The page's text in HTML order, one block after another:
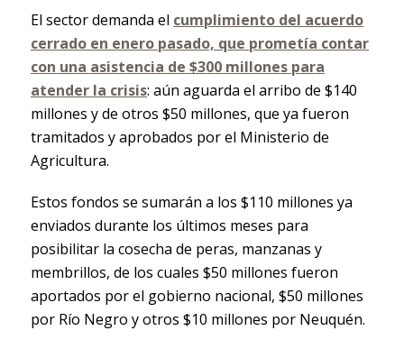
El sector demanda el cumplimiento del acuerdo
cerrado en enero pasado, que prometía contar
con una asistencia de $300 millones para
atender la crisis: aún aguarda el arribo de $140
millones y de otros $50 millones, que ya fueron
tramitados y aprobados por el Ministerio de
Agricultura.
Estos fondos se sumarán a los $110 millones ya
enviados durante los últimos meses para
posibilitar la cosecha de peras, manzanas y
membrillos, de los cuales $50 millones fueron
aportados por el gobierno nacional, $50 millones
por Río Negro y otros $10 millones por Neuquén.